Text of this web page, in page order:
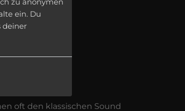
oft den klassischen Sound
ein. Du
deiner